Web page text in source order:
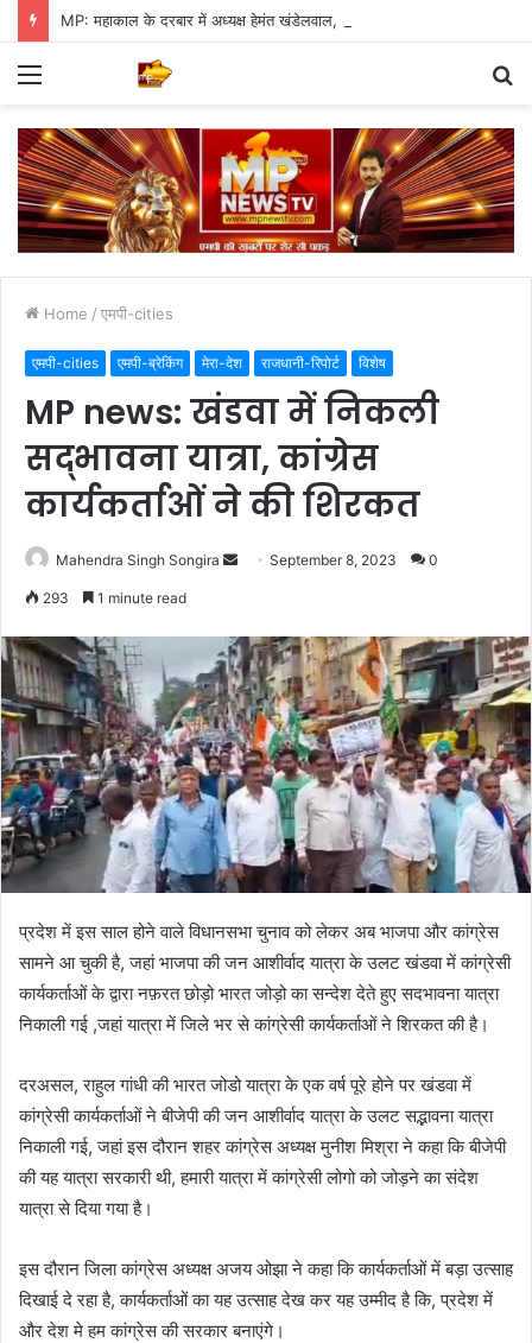
Menu
Home / एमपी-cities
एमपी-cities एमपी-ब्रेकिंग मेरा-देश राजधानी-रिपोर्ट विशेष
MP news: खंडवा में निकली
सद्भावना यात्रा, कांग्रेस
कार्यकर्ताओं ने की शिरकत
Mahendra Singh Songira
Send September 8, 2023 0
293 1 minute read
प्रदेश में इस साल होने वाले विधानसभा चुनाव को लेकर अब भाजपा और कांग्रेस
सामने आ चुकी है, जहां भाजपा की जन आशीर्वाद यात्रा के उलट खंडवा में कांग्रेसी
कार्यकर्ताओं के द्वारा नफ़रत छोड़ो भारत जोड़ो का सन्देश देते हुए सदभावना यात्रा
निकाली गई ,जहां यात्रा में जिले भर से कांग्रेसी कार्यकर्ताओं ने शिरकत की है।
दरअसल, राहुल गांधी की भारत जोडो यात्रा के एक वर्ष पूरे होने पर खंडवा में
कांग्रेसी कार्यकर्ताओं ने बीजेपी की जन आशीर्वाद यात्रा के उलट सद्भावना यात्रा
निकाली गई, जहां इस दौरान शहर कांग्रेस अध्यक्ष मुनीश मिश्रा ने कहा कि बीजेपी
की यह यात्रा सरकारी थी, हमारी यात्रा में कांग्रेसी लोगो को जोड़ने का संदेश
यात्रा से दिया गया है।
इस दौरान जिला कांग्रेस अध्यक्ष अजय ओझा ने कहा कि कार्यकर्ताओं में बड़ा उत्साह
दिखाई दे रहा है, कार्यकर्ताओं का यह उत्साह देख कर यह उम्मीद है कि, प्रदेश में
और देश मे हम कांग्रेस की सरकार बनाएंगे।